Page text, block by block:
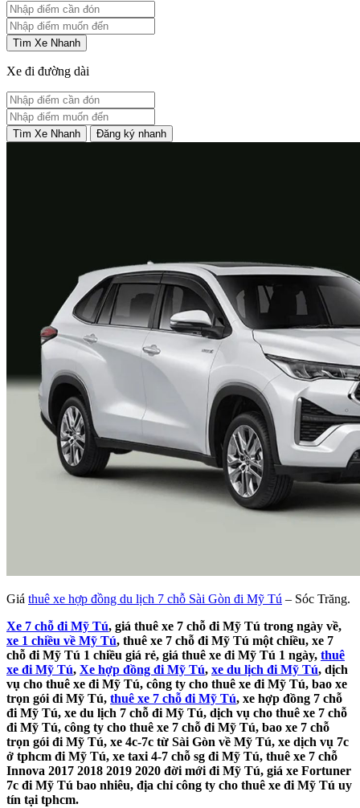
Tìm Xe Nhanh
Xe đi đường dài
Tìm Xe Nhanh Đăng ký nhanh
Giá thuê xe hợp đồng du lịch 7 chỗ Sài Gòn đi Mỹ Tú – Sóc Trăng.
Xe 7 chỗ đi Mỹ Tú, giá thuê xe 7 chỗ đi Mỹ Tú trong ngày về,
xe 1 chiều về Mỹ Tú, thuê xe 7 chỗ đi Mỹ Tú một chiều, xe 7
chỗ đi Mỹ Tú 1 chiều giá rẻ, giá thuê xe đi Mỹ Tú 1 ngày, thuê
xe đi Mỹ Tú, Xe hợp đồng đi Mỹ Tú, xe du lịch đi Mỹ Tú, dịch
vụ cho thuê xe đi Mỹ Tú, công ty cho thuê xe đi Mỹ Tú, bao xe
trọn gói đi Mỹ Tú, thuê xe 7 chỗ đi Mỹ Tú, xe hợp đồng 7 chỗ
đi Mỹ Tú, xe du lịch 7 chỗ đi Mỹ Tú, dịch vụ cho thuê xe 7 chỗ
đi Mỹ Tú, công ty cho thuê xe 7 chỗ đi Mỹ Tú, bao xe 7 chỗ
trọn gói đi Mỹ Tú, xe 4c-7c từ Sài Gòn về Mỹ Tú, xe dịch vụ 7c
ở tphcm đi Mỹ Tú, xe taxi 4-7 chỗ sg đi Mỹ Tú, thuê xe 7 chỗ
Innova 2017 2018 2019 2020 đời mới đi Mỹ Tú, giá xe Fortuner
7c đi Mỹ Tú bao nhiêu, địa chỉ công ty cho thuê xe đi Mỹ Tú uy
tín tại tphcm.